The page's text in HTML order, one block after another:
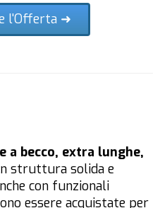
l'Offerta ➜
a becco, extra lunghe,
struttura solida e
con funzionali
essere acquistate per